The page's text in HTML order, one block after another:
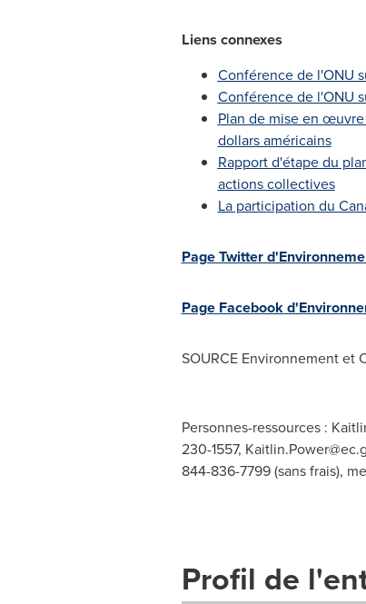
Liens connexes
Conférence de l'ONU
Conférence de l'ONU
Plan de mise en
dollars américains
Rapport d'étape du
actions collectives
La participation du
Page Twitter
Page Facebook
SOURCE Environnement et
Personnes-ressources :
230-1557,
844-836-7799 (sans frais),
Profil de